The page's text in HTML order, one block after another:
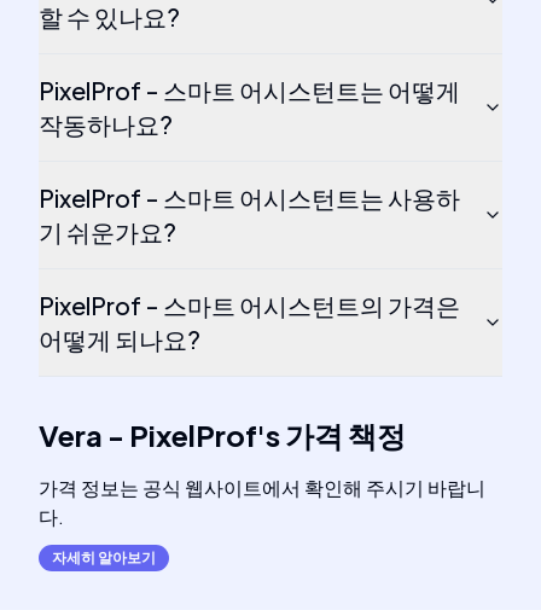
할 수 있나요?
PixelProf - 스마트 어시스턴트는 어떻게
작동하나요?
PixelProf - 스마트 어시스턴트는 사용하
기 쉬운가요?
PixelProf - 스마트 어시스턴트의 가격은
어떻게 되나요?
Vera - PixelProf's가격 책정
가격 정보는 공식 웹사이트에서 확인해 주시기 바랍니
다.
자세히 알아보기